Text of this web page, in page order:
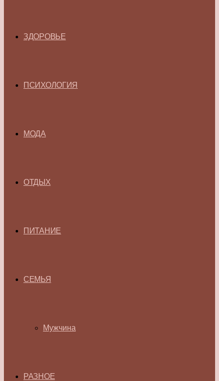
ЗДОРОВЬЕ
ПСИХОЛОГИЯ
МОДА
ОТДЫХ
ПИТАНИЕ
СЕМЬЯ
Мужчина
РАЗНОЕ